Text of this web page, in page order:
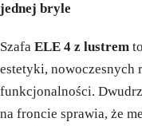
jednej bryle
Szafa ELE 4 z lustrem
estetyki, nowoczesnych
funkcjonalności.
na froncie sprawia, że